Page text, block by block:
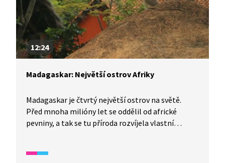
12:24
Madagaskar: Největší ostrov Afriky
Madagaskar je čtvrtý největší ostrov na světě.
Před mnoha milióny let se oddělil od africké
pevniny, a tak se tu příroda rozvíjela vlastní
zvířecí obyvatele tropického ostrova patří